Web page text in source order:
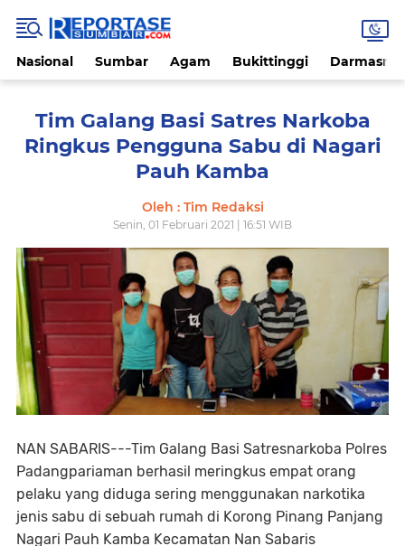
Nasional Sumbar Agam Bukittinggi
Tim Galang Basi Satres Narkoba
Ringkus Pengguna Sabu di Nagari
Pauh Kamba
Oleh : Tim Redaksi
Senin, 01 Februari 2021 | 16:51 WIB
NAN SABARIS---Tim Galang Basi Satresnarkoba Polres
Padangpariaman berhasil meringkus empat orang
pelaku yang diduga sering menggunakan narkotika
jenis sabu di sebuah rumah di Korong Pinang Panjang
Nagari Pauh Kamba Kecamatan Nan Sabaris